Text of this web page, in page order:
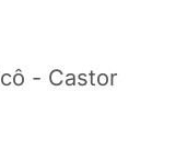
- Castor